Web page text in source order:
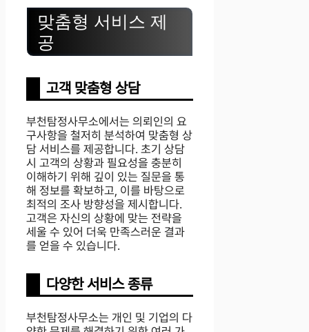
맞춤형 서비스 제
공
고객 맞춤형 상담
부천탐정사무소에서는 의뢰인의 요
구사항을 철저히 분석하여 맞춤형 상
담 서비스를 제공합니다. 초기 상담
시 고객의 상황과 필요성을 충분히
이해하기 위해 깊이 있는 질문을 통
해 정보를 확보하고, 이를 바탕으로
최적의 조사 방향성을 제시합니다.
고객은 자신의 상황에 맞는 전략을
세울 수 있어 더욱 만족스러운 결과
를 얻을 수 있습니다.
다양한 서비스 종류
부천탐정사무소는 개인 및 기업의 다